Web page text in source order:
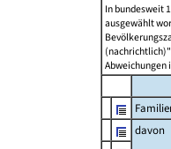
In bundesweit
ausgewählt
Abweichungen
davon